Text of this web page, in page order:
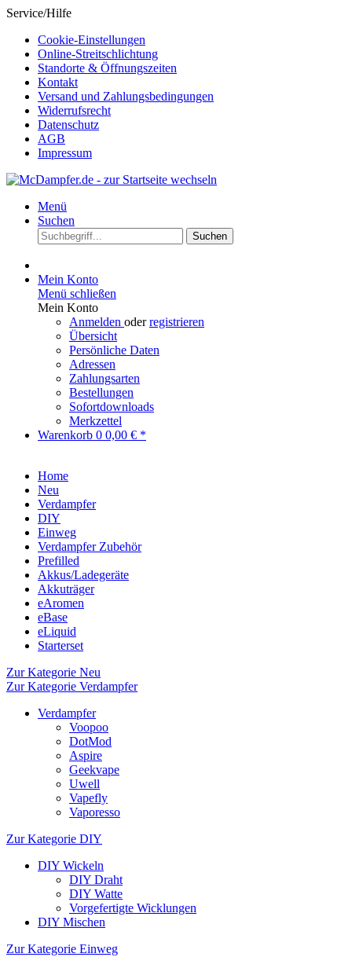
Service/Hilfe
Cookie-Einstellungen
Online-Streitschlichtung
Standorte & Öffnungszeiten
Kontakt
Versand und Zahlungsbedingungen
Widerrufsrecht
Datenschutz
AGB
Impressum
Menü
Suchen
Suchen
Mein Konto
Menü schließen
Mein Konto
Anmelden oderregistrieren
Übersicht
Persönliche Daten
Adressen
Zahlungsarten
Bestellungen
Sofortdownloads
Merkzettel
Warenkorb 0 0,00 € *
Home
Neu
Verdampfer
DIY
Einweg
Verdampfer Zubehör
Prefilled
Akkus/Ladegeräte
Akkuträger
eAromen
eBase
eLiquid
Starterset
Zur Kategorie Neu
Zur Kategorie Verdampfer
Verdampfer
Voopoo
DotMod
Aspire
Geekvape
Uwell
Vapefly
Vaporesso
Zur Kategorie DIY
DIY Wickeln
DIY Draht
DIY Watte
Vorgefertigte Wicklungen
DIY Mischen
Zur Kategorie Einweg